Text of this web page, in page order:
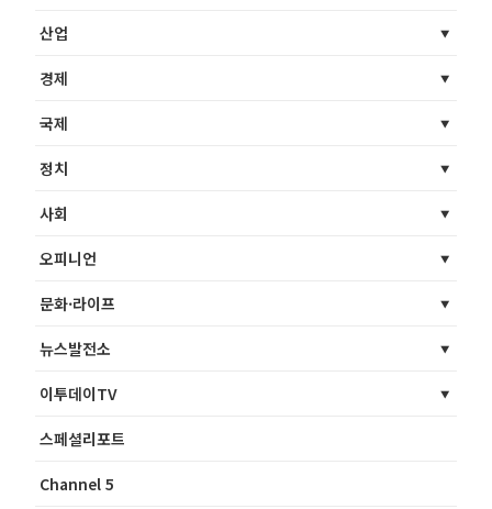
산업
경제
국제
정치
사회
오피니언
문화·라이프
뉴스발전소
이투데이TV
스페셜리포트
Channel 5